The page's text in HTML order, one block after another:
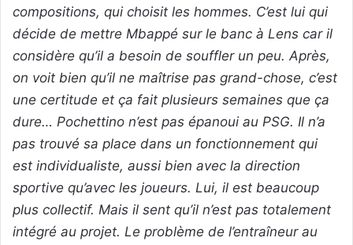
compositions, qui choisit les hommes. C’est lui qui
décide de mettre Mbappé sur le banc à Lens car il
considère qu’il a besoin de souffler un peu. Après,
on voit bien qu’il ne maîtrise pas grand-chose, c’est
une certitude et ça fait plusieurs semaines que ça
dure… Pochettino n’est pas épanoui au PSG. Il n’a
pas trouvé sa place dans un fonctionnement qui
est individualiste, aussi bien avec la direction
sportive qu’avec les joueurs. Lui, il est beaucoup
plus collectif. Mais il sent qu’il n’est pas totalement
intégré au projet. Le problème de l’entraîneur au